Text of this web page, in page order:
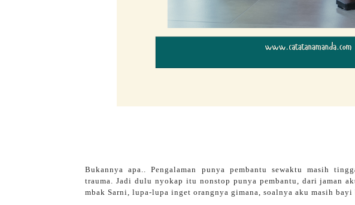
Bukannya apa.. Pengalaman punya pembantu sewaktu masih
trauma. Jadi dulu nyokap itu nonstop punya pembantu, dari jaman
mbak Sarni, lupa-lupa inget orangnya gimana, soalnya aku masih bayi